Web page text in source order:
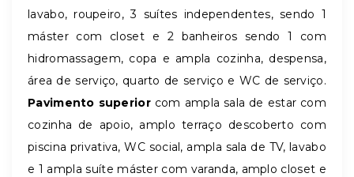
lavabo, roupeiro, 3 suítes independentes, sendo 1
máster com closet e 2 banheiros sendo 1 com
hidromassagem, copa e ampla cozinha, despensa,
área de serviço, quarto de serviço e WC de serviço.
Pavimento superior com ampla sala de estar com
cozinha de apoio, amplo terraço descoberto com
piscina privativa, WC social, ampla sala de TV, lavabo
e 1 ampla suíte máster com varanda, amplo closet e